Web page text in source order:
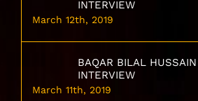
INTERVIEW
March 12th, 2019
BAQAR BILAL
INTERVIEW
March 11th, 2019